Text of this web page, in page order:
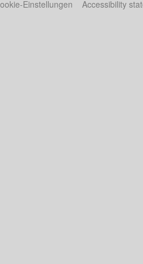
Einstellungen Accessibility